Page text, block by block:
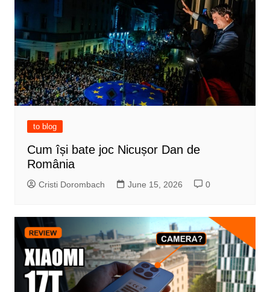
to blog
Cum își bate joc Nicușor Dan de
România
Cristi Dorombach June 15, 2026 0